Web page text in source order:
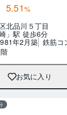
5.51%
北品川５丁目
」駅 徒歩6分
年2月築 鉄筋コ
お気に入り
1 / 0